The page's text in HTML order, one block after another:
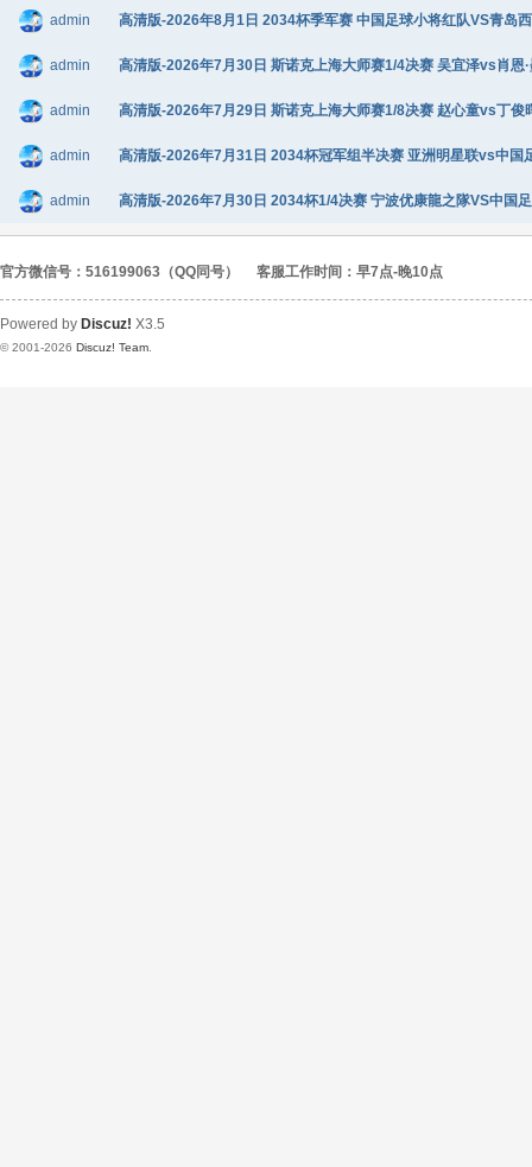
admin 高清版-2026年8月1日 2034杯季军赛 中国足球小将红队VS青岛
admin 高清版-2026年7月30日 斯诺克上海大师赛1/4决赛 吴宜泽vs肖
admin 高清版-2026年7月29日 斯诺克上海大师赛1/8决赛 赵心童vs丁俊
admin 高清版-2026年7月31日 2034杯冠军组半决赛 亚洲明星联vs中国
admin 高清版-2026年7月30日 2034杯1/4决赛 宁波优康龍之隊VS中国
官方微信号：516199063（QQ同号） 客服工作时间：早7点-晚10点
Powered by Discuz! X3.5
© 2001-2026 Discuz! Team